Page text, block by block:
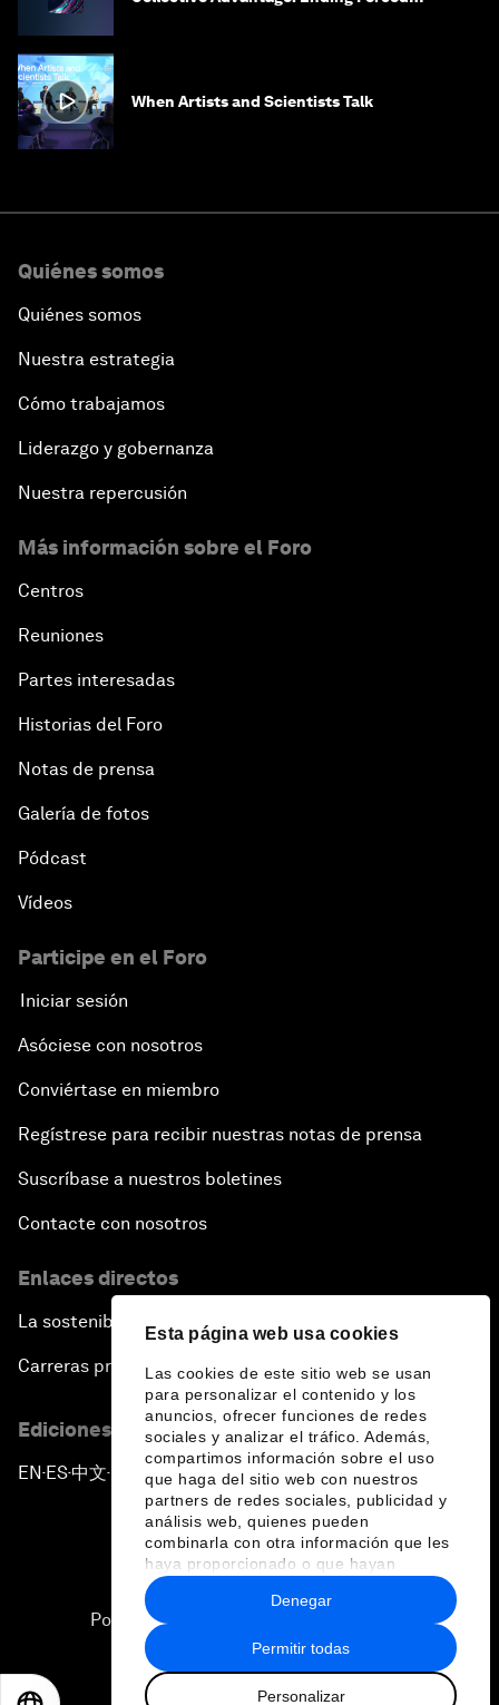
Esta página web usa cookies
Las cookies de este sitio web se usan
para personalizar el contenido y los
anuncios, ofrecer funciones de redes
sociales y analizar el tráfico. Además,
compartimos información sobre el uso
que haga del sitio web con nuestros
partners de redes sociales, publicidad y
análisis web, quienes pueden
combinarla con otra información que les
haya proporcionado o que hayan
recopilado a partir del uso que haya
hecho de sus servicios.
Permitir todas
Personalizar
Denegar
When Artists and Scientists Talk
Quiénes somos
Quiénes somos
Nuestra estrategia
Cómo trabajamos
Liderazgo y gobernanza
Nuestra repercusión
Más información sobre el Foro
Centros
Reuniones
Partes interesadas
Historias del Foro
Notas de prensa
Galería de fotos
Pódcast
Vídeos
Participe en el Foro
Iniciar sesión
Asóciese con nosotros
Conviértase en miembro
Regístrese para recibir nuestras notas de prensa
Suscríbase a nuestros boletines
Contacte con nosotros
Enlaces directos
La sostenibilidad en el Foro
Carreras profesionales
Ediciones en otros idiomas
EN ▪ ES▪中文▪ 日本語
Política de privacidad y normas de uso